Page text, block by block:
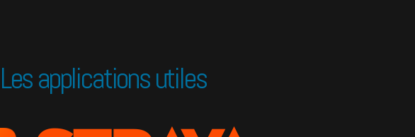
Les applications utiles